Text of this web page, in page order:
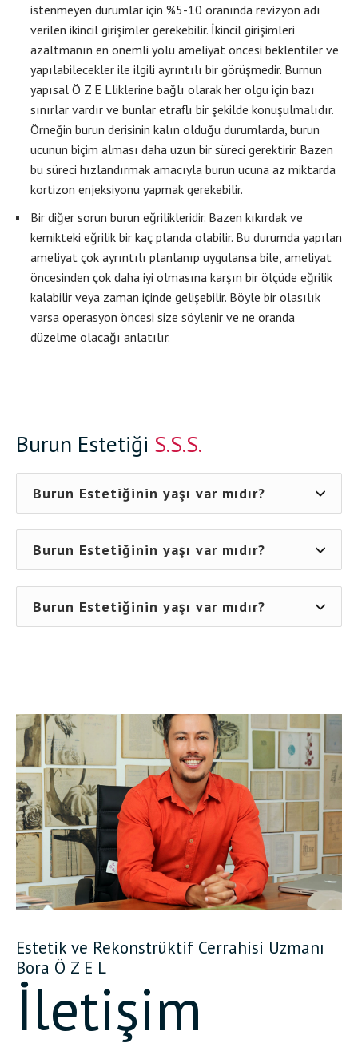
istenmeyen durumlar için %5-10 oranında revizyon adı
verilen ikincil girişimler gerekebilir. İkincil girişimleri
azaltmanın en önemli yolu ameliyat öncesi beklentiler ve
yapılabilecekler ile ilgili ayrıntılı bir görüşmedir. Burnun
yapısal Ö Z E Lliklerine bağlı olarak her olgu için bazı
sınırlar vardır ve bunlar etraflı bir şekilde konuşulmalıdır.
Örneğin burun derisinin kalın olduğu durumlarda, burun
ucunun biçim alması daha uzun bir süreci gerektirir. Bazen
bu süreci hızlandırmak amacıyla burun ucuna az miktarda
kortizon enjeksiyonu yapmak gerekebilir.
Bir diğer sorun burun eğrilikleridir. Bazen kıkırdak ve
kemikteki eğrilik bir kaç planda olabilir. Bu durumda yapılan
ameliyat çok ayrıntılı planlanıp uygulansa bile, ameliyat
öncesinden çok daha iyi olmasına karşın bir ölçüde eğrilik
kalabilir veya zaman içinde gelişebilir. Böyle bir olasılık
varsa operasyon öncesi size söylenir ve ne oranda
düzelme olacağı anlatılır.
Burun Estetiği S.S.S.
Burun Estetiğinin yaşı var mıdır?
Burun Estetiğinin yaşı var mıdır?
Burun Estetiğinin yaşı var mıdır?
Estetik ve Rekonstrüktif Cerrahisi Uzmanı
Bora Ö Z E L
İletişim